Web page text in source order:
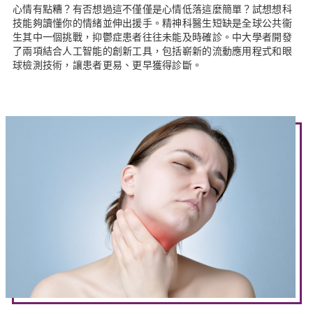
心情有點糟？有否想過這不僅僅是心情低落這麼簡單？試想想科
技能夠讀懂你的情緒並伸出援手。精神科醫生短缺是全球公共衞
生其中一個挑戰，抑鬱症患者往往未能及時確診。中大學者開發
了兩項結合人工智能的創新工具，包括嶄新的流動應用程式和眼
球檢測技術，讓患者更易、更早獲得診斷。